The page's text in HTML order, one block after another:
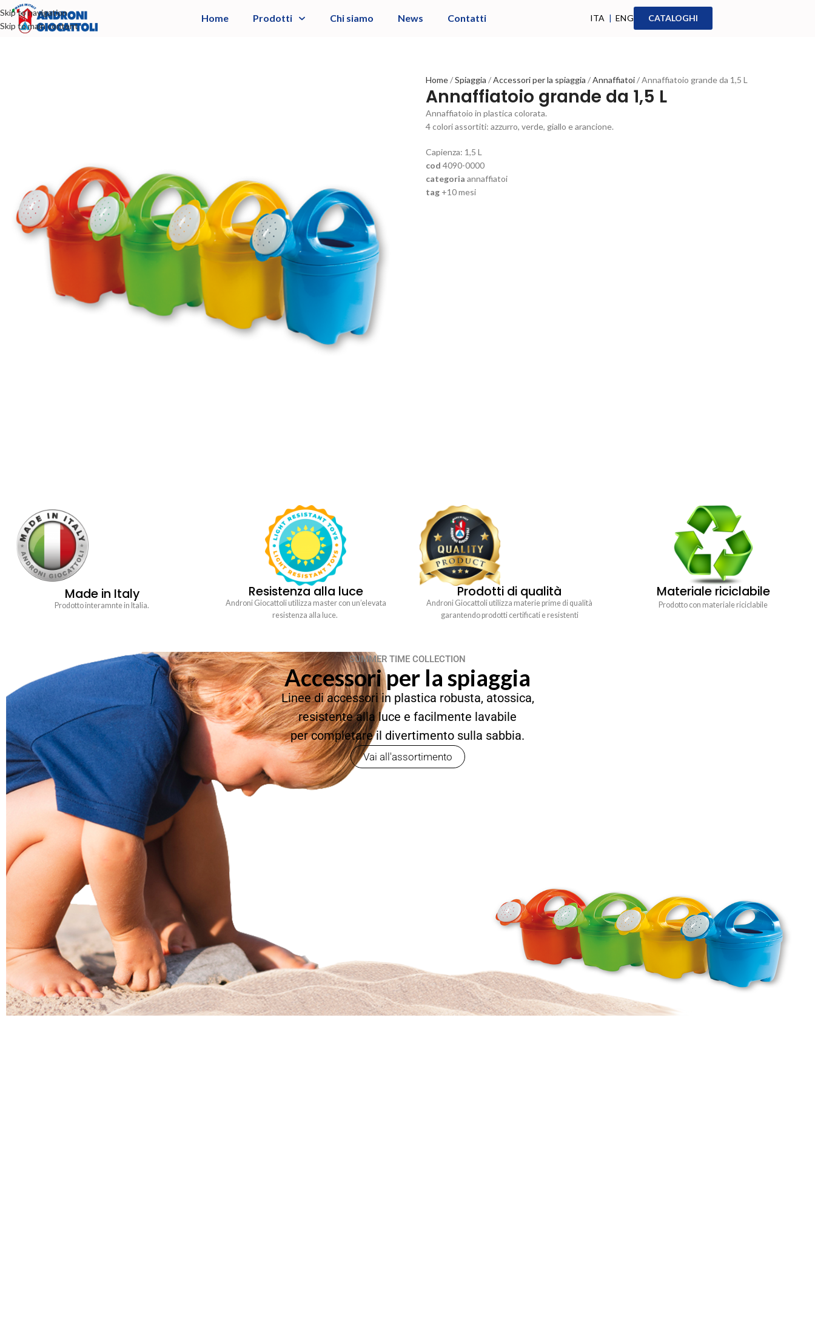
Skip to navigation
Skip to main content
Home Prodotti Chi siamo News Contatti ITA |ENG CATALOGHI
Home Spiaggia Accessori per la spiaggia Annaffiatoi Annaffiatoio grande da 1,5 L
Annaffiatoio grande da 1,5 L
Annaffiatoio in plastica colorata.
4 colori assortiti: azzurro, verde, giallo e arancione.
Capienza: 1,5 L
cod 4090-0000
categoria annaffiatoi
tag +10 mesi
Made in Italy
Prodotto interamnte in Italia.
Resistenza alla luce
Androni Giocattoli utilizza master con un’elevata
resistenza alla luce.
Prodotti di qualità
Androni Giocattoli utilizza materie prime di qualità
garantendo prodotti certificati e resistenti
Materiale riciclabile
Prodotto con materiale riciclabile
SUMMER TIME COLLECTION
Accessori per la spiaggia
Linee di accessori in plastica robusta, atossica,
resistente alla luce e facilmente lavabile
per completare il divertimento sulla sabbia.
Vai all'assortimento